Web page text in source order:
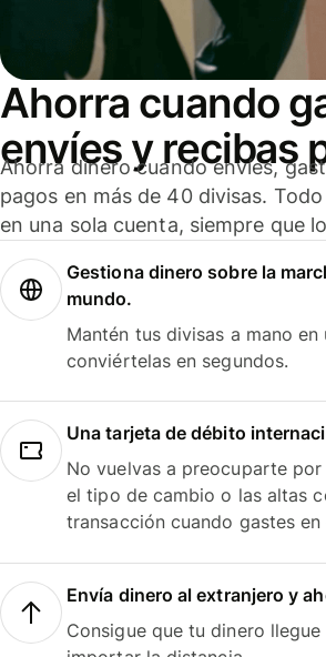
Ahorra cuando
envíes y recibas
Ahorra dinero cuando envíes,
pagos en más de 40 divisas.
en una sola cuenta, siempre que
Gestiona dinero sobre la
mundo.
Mantén tus divisas a mano
conviértelas en segundos.
Una tarjeta de débito
No vuelvas a preocuparte
el tipo de cambio o las altas
transacción cuando gastes
Envía dinero al extranjero y
Consigue que tu dinero llegue